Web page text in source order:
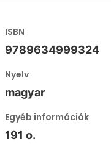
ISBN
9789634999324
Nyelv
magyar
Egyéb információk
191 o.